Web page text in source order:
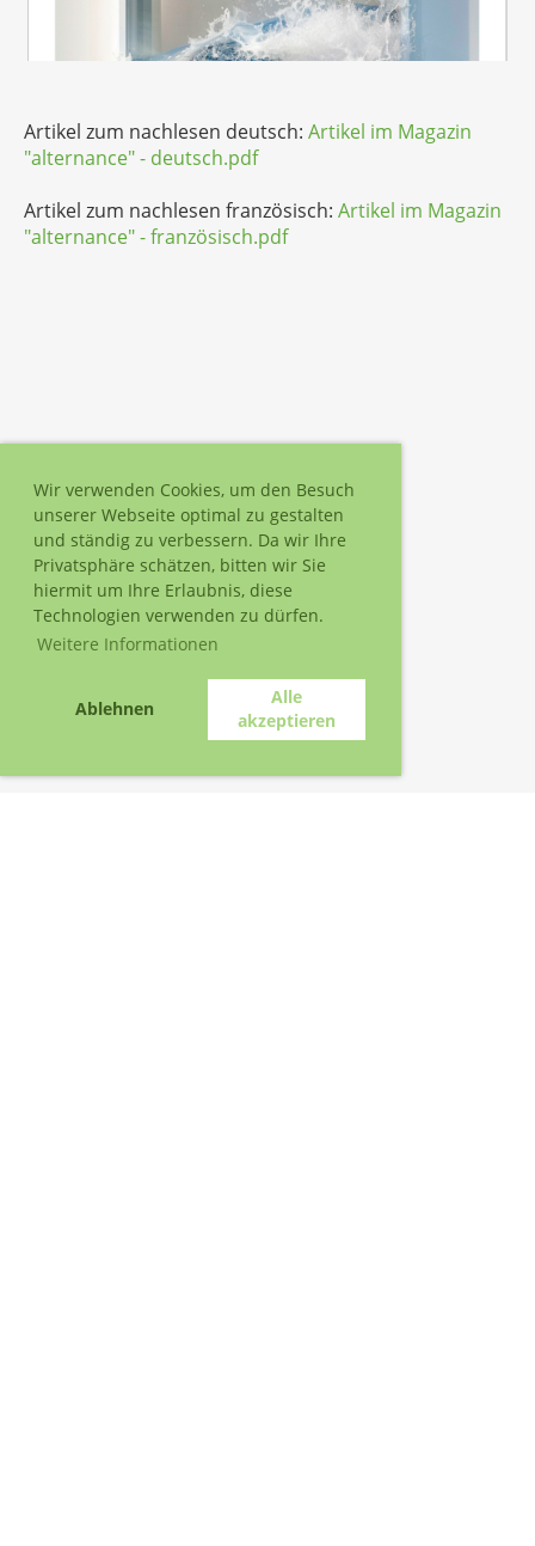
Wir verwenden Cookies, um den Besuch
unserer Webseite optimal zu gestalten
und ständig zu verbessern. Da wir Ihre
Privatsphäre schätzen, bitten wir Sie
hiermit um Ihre Erlaubnis, diese
Technologien verwenden zu dürfen.
Weitere Informationen
Ablehnen
Alle
akzeptieren
Artikel zum nachlesen deutsch: Artikel im Magazin
"alternance" - deutsch.pdf
Artikel zum nachlesen französisch: Artikel im Magazin
"alternance" - französisch.pdf